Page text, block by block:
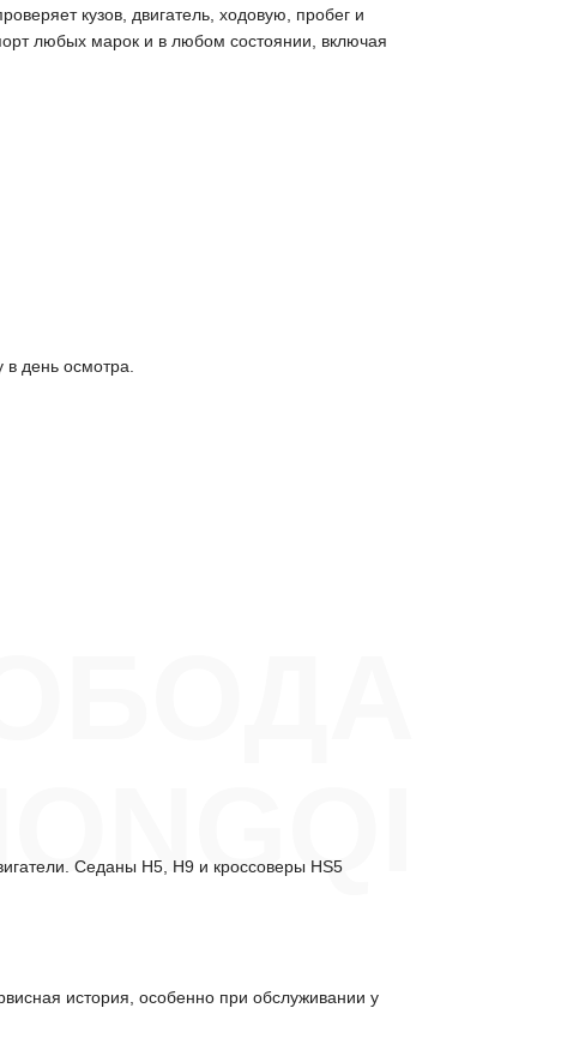
кузов, двигатель, ходовую, пробег и
любых марок и в любом состоянии, включая
день осмотра.
Седаны H5, H9 и кроссоверы HS5
история, особенно при обслуживании у